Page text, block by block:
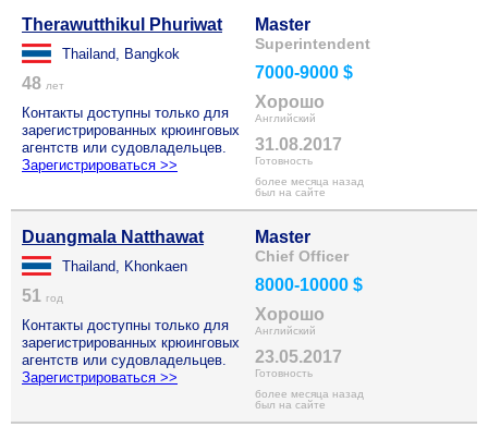
Therawutthikul Phuriwat
Thailand, Bangkok
48 лет
Контакты доступны только для
зарегистрированных крюинговых
агентств или судовладельцев.
Зарегистрироваться >>
Master
Superintendent
7000-9000 $
Хорошо
Английский
31.08.2017
Готовность
более месяца назад
был на сайте
Duangmala Natthawat
Thailand, Khonkaen
51 год
Контакты доступны только для
зарегистрированных крюинговых
агентств или судовладельцев.
Зарегистрироваться >>
Master
Chief Officer
8000-10000 $
Хорошо
Английский
23.05.2017
Готовность
более месяца назад
был на сайте